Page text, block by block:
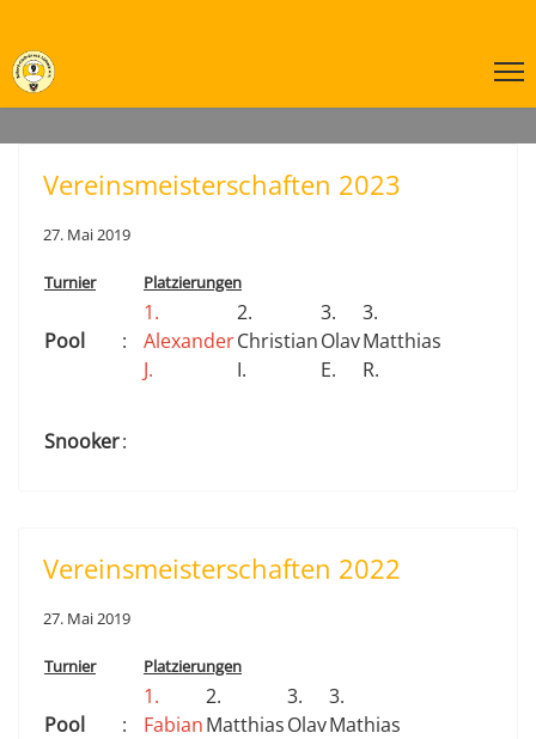
Vereinsmeisterschaften 2023
27. Mai 2019
Turnier Platzierungen
Pool :
1.
Alexander
J.
2.
Christian
I.
3.
Olav
E.
3.
Matthias
R.
Snooker:
Vereinsmeisterschaften 2022
27. Mai 2019
Turnier Platzierungen
Pool :
1.
Fabian
2.
Matthias
3.
Olav
3.
Mathias